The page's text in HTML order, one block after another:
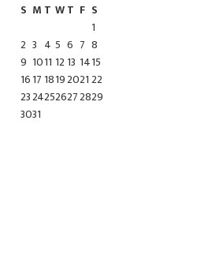
S M T WT F S
1
2 3 4 5 6 7 8
9 1011 12 13 1415
1617 1819202122
23242526272829
3031